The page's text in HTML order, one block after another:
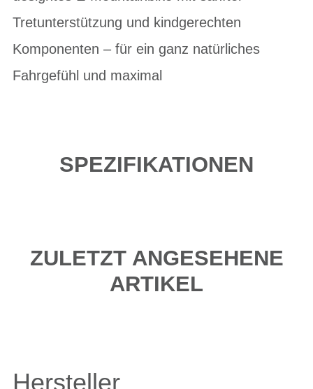
Tretunterstützung und kindgerechten
Komponenten – für ein ganz natürliches
Fahrgefühl und maximal
SPEZIFIKATIONEN
ZULETZT ANGESEHENE
ARTIKEL
Hersteller